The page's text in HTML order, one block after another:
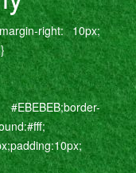
right: 10px;